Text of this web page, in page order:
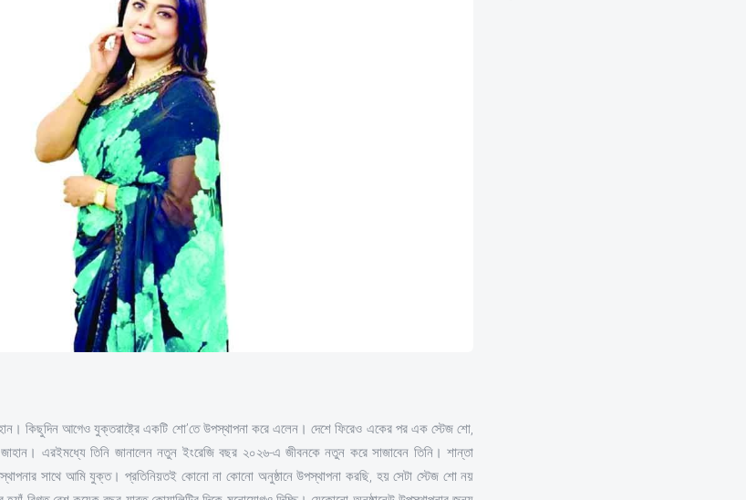
কিছুদিন আগেও যুক্তরাষ্ট্রে একটি শো’তে উপস্থাপনা করে এলেন। দেশে ফিরেও একের পর এক স্টেজ শো,
এরইমধ্যে তিনি জানালেন নতুন ইংরেজি বছর ২০২৬-এ জীবনকে নতুন করে সাজাবেন তিনি। শান্তা
সাথে আমি যুক্ত। প্রতিনিয়তই কোনো না কোনো অনুষ্ঠানে উপস্থাপনা করছি, হয় সেটা স্টেজ শো নয়